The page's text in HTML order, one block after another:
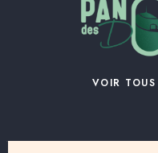
VOIR